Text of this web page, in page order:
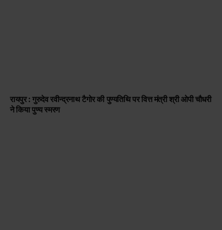
रायपुर : गुरुदेव रवीन्द्रनाथ टैगोर की पुण्यतिथि पर वित्त मंत्री श्री ओपी चौधरी
ने किया पुण्य स्मरण